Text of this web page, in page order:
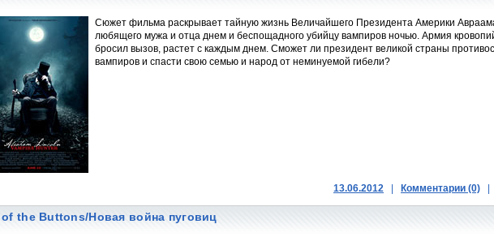
Сюжет фильма раскрывает тайную жизнь Величайшего Президента Америки
любящего мужа и отца днем и беспощадного убийцу вампиров ночью. Армия
бросил вызов, растет с каждым днем. Сможет ли президент великой страны
вампиров и спасти свою семью и народ от неминуемой гибели?
13.06.2012 Комментарии (0)
of the Buttons/Новая война пуговиц